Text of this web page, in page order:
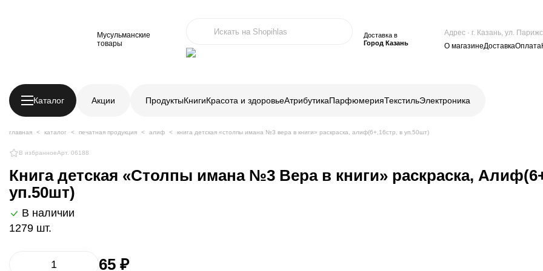
Мусульманские
товары
Доставка в
Город Казань
Адрес · г. Казань, ул.
О магазинеДоставкаОплата
Каталог Акции ПродуктыКнигиКрасота и здоровьеАтрибутикаПарфюмерияТекстильЭлектроника
главная каталог печатная продукция алиф книга детская «столпы имана №3 вера в книги» раскраска, алиф(6+,16стр, в уп.50шт)
В избранноеАрт. 06188
Книга детская «Столпы имана №3 Вера в книги» раскраска,
уп.50шт)
В наличии
1279 шт.
65 ₽